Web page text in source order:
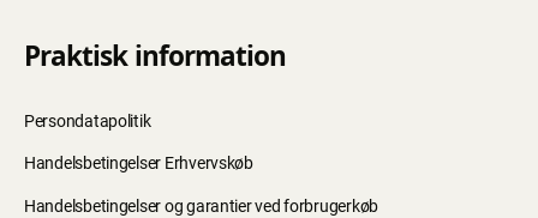
Praktisk information
Persondatapolitik
Handelsbetingelser Erhvervskøb
Handelsbetingelser og garantier ved forbrugerkøb